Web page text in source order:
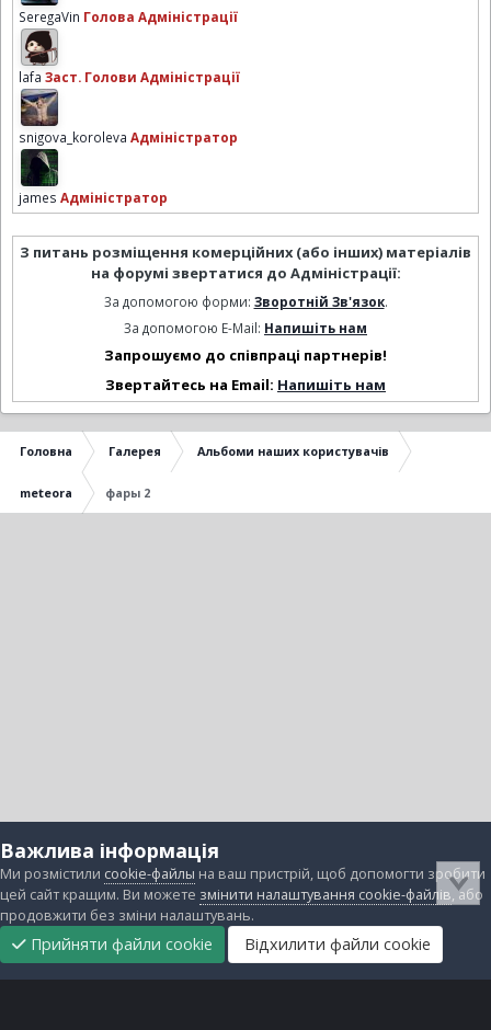
SeregaVin Голова Адміністрації
lafa Заст. Голови Адміністрації
snigova_koroleva Адміністратор
james Адміністратор
З питань розміщення комерційних (або інших) матеріалів
на форумі звертатися до Адміністрації:
За допомогою форми: Зворотній Зв'язок.
За допомогою E-Mail: Напишіть нам
Запрошуємо до співпраці партнерів!
Звертайтесь на Email: Напишіть нам
Головна Галерея Альбоми наших користувачів
meteora фары 2
Важлива інформація
Ми розмістили cookie-файлы на ваш пристрій, щоб допомогти зробити
цей сайт кращим. Ви можете змінити налаштування cookie-файлів, або
продовжити без зміни налаштувань.
Прийняти файли cookie Відхилити файли cookie
Головна
Підтримати
нас
Прибрати
рекламу
Завантаження Непрочитані Реєстрація